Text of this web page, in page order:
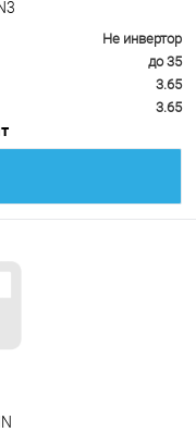
Не инвертор
до 35
3.65
3.65